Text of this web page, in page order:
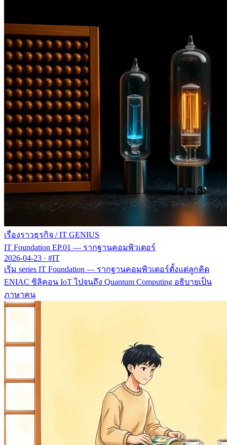
เรื่องราวธุรกิจ / IT GENIUS
IT Foundation EP.01 — รากฐานคอมพิวเตอร์
2026-04-23 · #IT
เริ่ม series IT Foundation — รากฐานคอมพิวเตอร์ตั้งแต่ลูกคิด
ENIAC ซิลิคอน IoT ไปจนถึง Quantum Computing อธิบายเป็น
ภาษาคน